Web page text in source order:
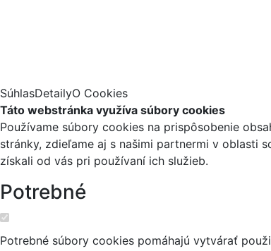
SúhlasDetailyO Cookies
Táto webstránka využíva súbory cookies
Používame súbory cookies na prispôsobenie
stránky, zdieľame aj s našimi partnermi v oblasti
získali od vás pri používaní ich služieb.
Potrebné
Potrebné súbory cookies pomáhajú vytvárať